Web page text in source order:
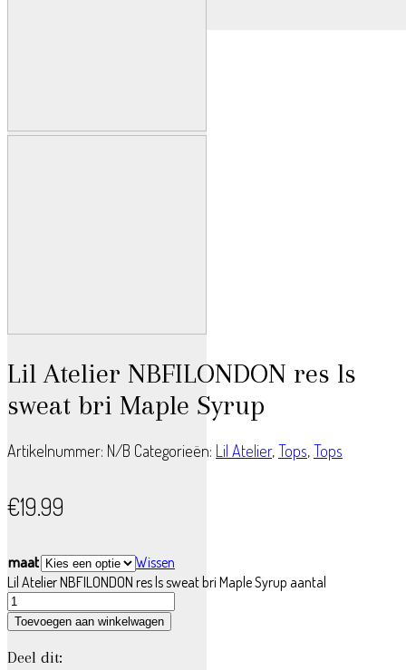
Lil Atelier NBFILONDON res ls
sweat bri Maple Syrup
Artikelnummer: N/B Categorieën: Lil Atelier,Tops,Tops
€19.99
maat
Wissen
Lil Atelier NBFILONDON res ls sweat bri Maple Syrup aantal
Toevoegen aan winkelwagen
Deel dit: